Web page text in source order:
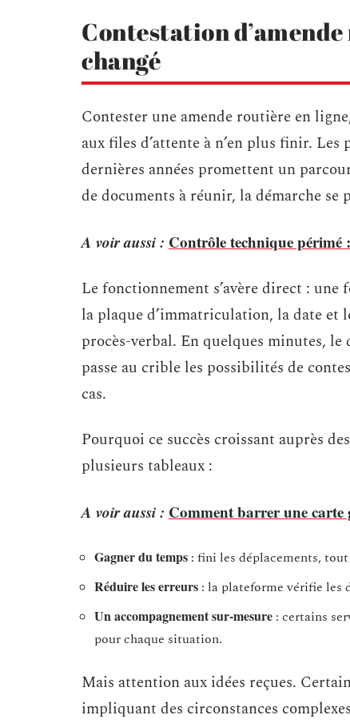
Contestation
changé
Contester une amende routière en
aux files d’attente à n’en plus finir.
dernières années promettent un
de documents à réunir, la démarche se
A voir aussi : Contrôle technique
Le fonctionnement s’avère direct :
la plaque d’immatriculation, la date et
procès-verbal. En quelques minutes,
passe au crible les possibilités de
cas.
Pourquoi ce succès croissant auprès
plusieurs tableaux :
A voir aussi : Comment barrer une carte
Gagner du temps : fini les déplacements,
Réduire les erreurs : la plateforme vérifie les
Un accompagnement sur-mesure : certains
pour chaque situation.
Mais attention aux idées reçues.
impliquant des circonstances